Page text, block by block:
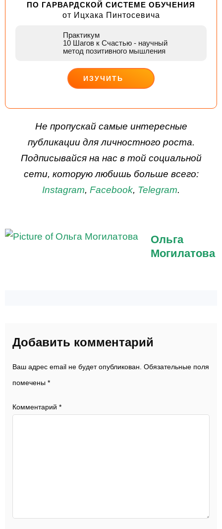
ПО ГАРВАРДСКОЙ СИСТЕМЕ ОБУЧЕНИЯ
от Ицхака Пинтосевича
Практикум
10 Шагов к Счастью - научный
метод позитивного мышления
ИЗУЧИТЬ
Не пропускай самые интересные
публикации для личностного роста.
Подписывайся на нас в той социальной
сети, которую любишь больше всего:
Instagram, Facebook, Telegram.
Ольга
Могилатова
Добавить комментарий
Ваш адрес email не будет опубликован. Обязательные поля
помечены *
Комментарий *